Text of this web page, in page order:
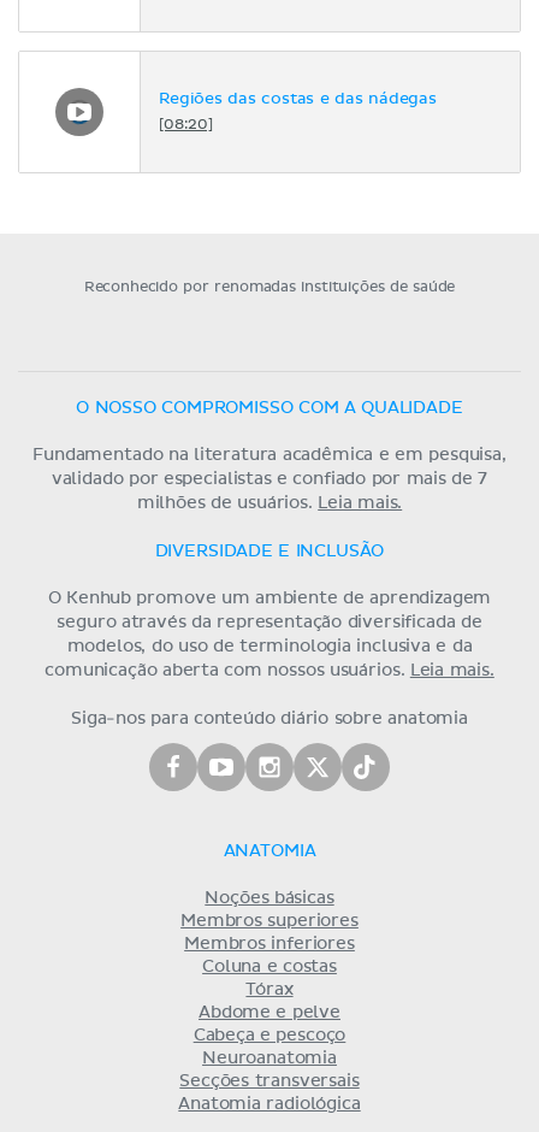
Regiões das costas e das nádegas
[08:20]
Reconhecido por renomadas instituições de saúde
O NOSSO COMPROMISSO COM A QUALIDADE
Fundamentado na literatura acadêmica e em pesquisa,
validado por especialistas e confiado por mais de 7
milhões de usuários.
Leia mais.
DIVERSIDADE E INCLUSÃO
O Kenhub promove um ambiente de aprendizagem
seguro através da representação diversificada de
modelos, do uso de terminologia inclusiva e da
comunicação aberta com nossos usuários.
Leia mais.
Siga-nos para conteúdo diário sobre anatomia
ANATOMIA
Noções básicas
Membros superiores
Membros inferiores
Coluna e costas
Tórax
Abdome e pelve
Cabeça e pescoço
Neuroanatomia
Secções transversais
Anatomia radiológica